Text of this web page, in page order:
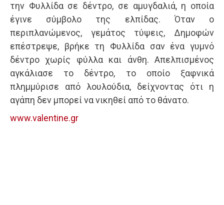
την Φυλλίδα σε δέντρο, σε αμυγδαλιά, η οποία
έγινε σύμβολο της ελπίδας. Όταν ο
περιπλανώμενος, γεμάτος τύψεις, Δημοφών
επέστρεψε, βρήκε τη Φυλλίδα σαν ένα γυμνό
δέντρο χωρίς φύλλα και άνθη. Απελπισμένος
αγκάλιασε το δέντρο, το οποίο ξαφνικά
πλημμύρισε από λουλούδια, δείχνοντας ότι η
αγάπη δεν μπορεί να νικηθεί από το θάνατο.
www.valentine.gr